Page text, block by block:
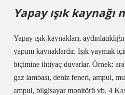
Yapay ışık kaynağı
Yapay ışık kaynakları,
yapımı kaynaklardır. Işık yaymak
biçimine ihtiyaç duyarlar. Örnek:
gaz lambası, deniz feneri, ampul,
ampul, bilgisayar monitörü vb. 4